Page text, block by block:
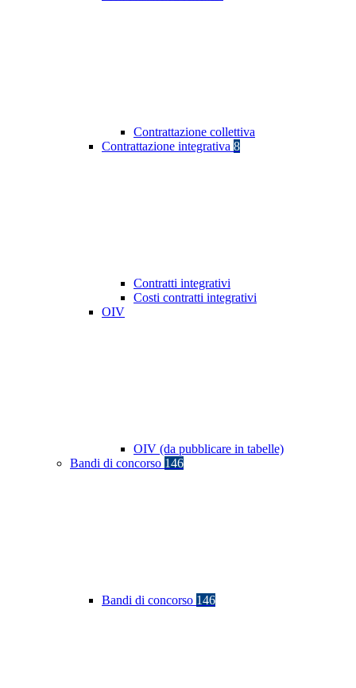
Contrattazione collettiva
Contrattazione integrativa 8
Contratti integrativi
Costi contratti integrativi
OIV
OIV (da pubblicare in tabelle)
Bandi di concorso 146
Bandi di concorso 146